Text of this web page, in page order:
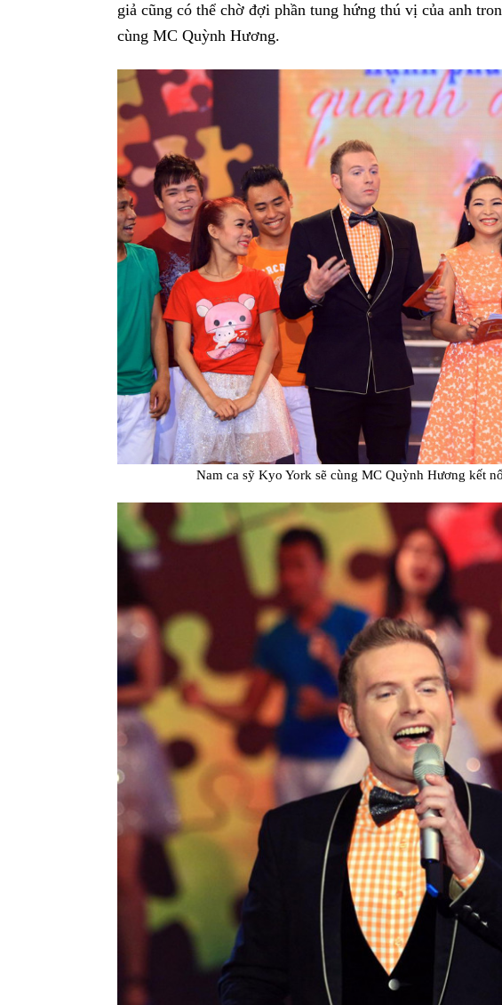
giả cũng có thể chờ đợi phần tung hứng thú vị của anh
cùng MC Quỳnh Hương.
Nam ca sỹ Kyo York sẽ cùng MC Quỳnh Hương kết